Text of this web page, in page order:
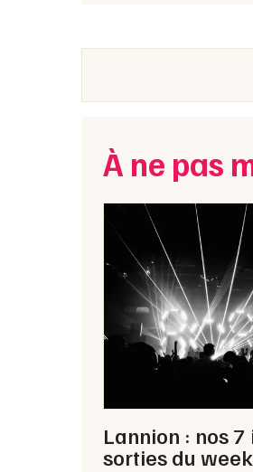
À ne pas
Lannion : nos 7
sorties du